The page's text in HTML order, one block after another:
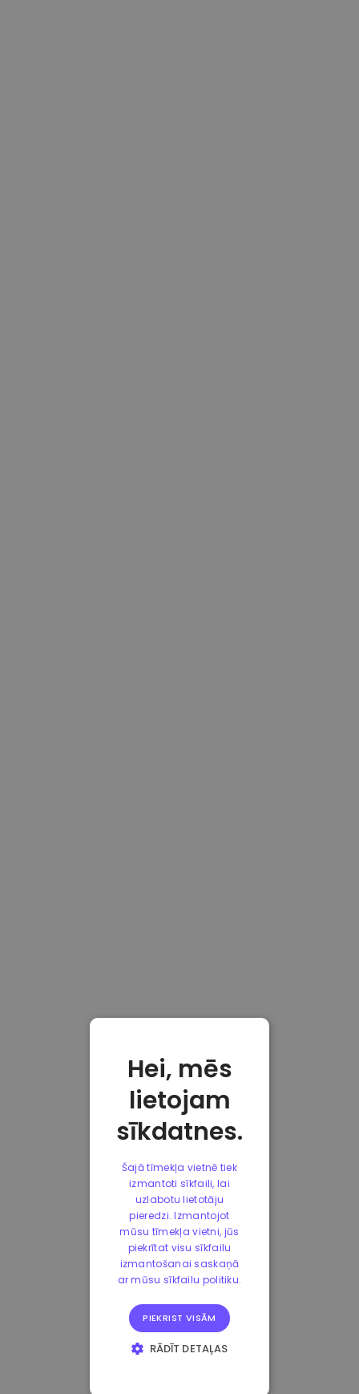
Hei, mēs
lietojam
sīkdatnes.
Šajā tīmekļa vietnē tiek
izmantoti sīkfaili, lai
uzlabotu lietotāju
pieredzi. Izmantojot
mūsu tīmekļa vietni, jūs
piekrītat visu sīkfailu
izmantošanai saskaņā
ar mūsu sīkfailu politiku.
PIEKRIST VISĀM
RĀDĪT DETAĻAS